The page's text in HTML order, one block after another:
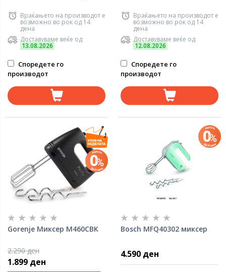
Враќањето на производот е
возможно во рок од 14
дена
Доставуваме веќе од
13.08.2026
Споредете го
производот
Враќањето на производот е
возможно во рок од 14
дена
Доставуваме веќе од
12.08.2026
Споредете го
производот
Gorenje Миксер M460CBK
2.290 ден
1.899 ден
Bosch MFQ40302 миксер
4.590 ден